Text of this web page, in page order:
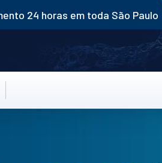
24 horas em toda São Paulo